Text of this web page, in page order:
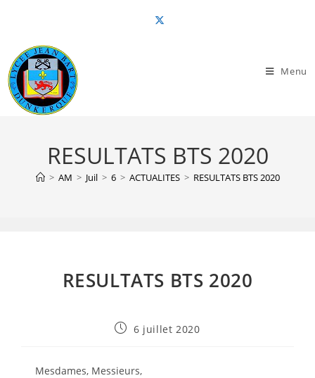
content
Menu
RESULTATS BTS 2020
> AM > Juil > 6 > ACTUALITES > RESULTATS BTS 2020
RESULTATS BTS 2020
Publication
6 juillet 2020
Mesdames, Messieurs,